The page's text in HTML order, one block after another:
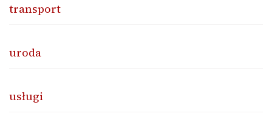
transport
uroda
usługi